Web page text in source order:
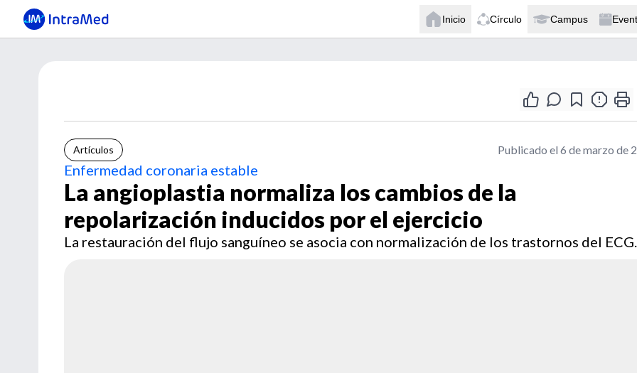
Inicio Círculo Campus
Artículos Publicado el 6 de marzo de
Enfermedad coronaria estable
La angioplastia normaliza los cambios de la
repolarización inducidos por el ejercicio
La restauración del flujo sanguíneo se asocia con normalización de los trastornos del ECG.